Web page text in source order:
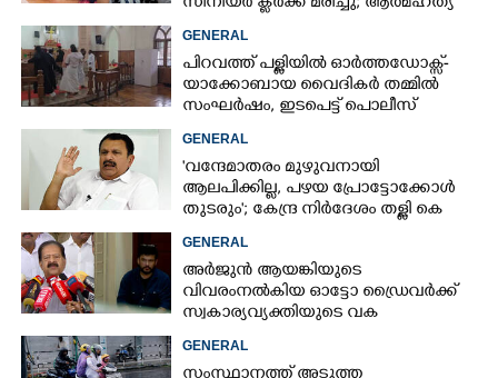
സംശയം
GENERAL
പിറവത്ത് പള്ളിയിൽ ഓർത്തഡോക്സ്-
യാക്കോബായ വൈദികർ തമ്മിൽ
സംഘർഷം, ഇടപെട്ട് പൊലീസ്
GENERAL
'വന്ദേമാതരം മുഴുവനായി
ആലപിക്കില്ല, പഴയ പ്രോട്ടോക്കോൾ
തുടരും'; കേന്ദ്ര നിർദേശം തള്ളി കെ
GENERAL
അർജുൻ ആയങ്കിയുടെ
വിവരംനൽകിയ ഓട്ടോ ഡ്രൈവർക്ക്
സ്വകാര്യവ്യക്തിയുടെ വക
ചെന്നിത്തല
GENERAL